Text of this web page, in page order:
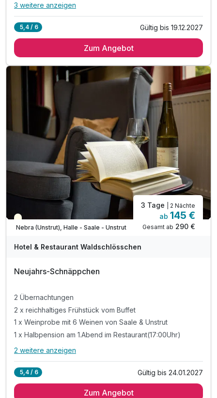
Alle Inklusivleistungen
2 x reichhaltiges Frühstück vom Buffet
1 x Lunchpaket für Ihren Wanderausflug
inkl. Infomappe Wanderwege & Sehenswürdigkeiten
inkl. W-LAN
3 weitere anzeigen
5,4 / 6 Gültig bis 19.12.2027
Zum Angebot
Saisonal verfügbar
Nebra (Unstrut), Halle - Saale - Unstrut
3 Tage | 2 Nächte
ab 145 €
Gesamt ab 290 €
Hotel & Restaurant Waldschlösschen
Neujahrs-Schnäppchen
2 Übernachtungen
2 x reichhaltiges Frühstück vom Buffet
1 x Weinprobe mit 6 Weinen von Saale & Unstrut
1 x Halbpension am 1.Abend im Restaurant(17:00Uhr)
Alle Inklusivleistungen
2 x reichhaltiges Frühstück vom Buffet
2 weitere anzeigen
5,4 / 6 Gültig bis 24.01.2027
Zum Angebot